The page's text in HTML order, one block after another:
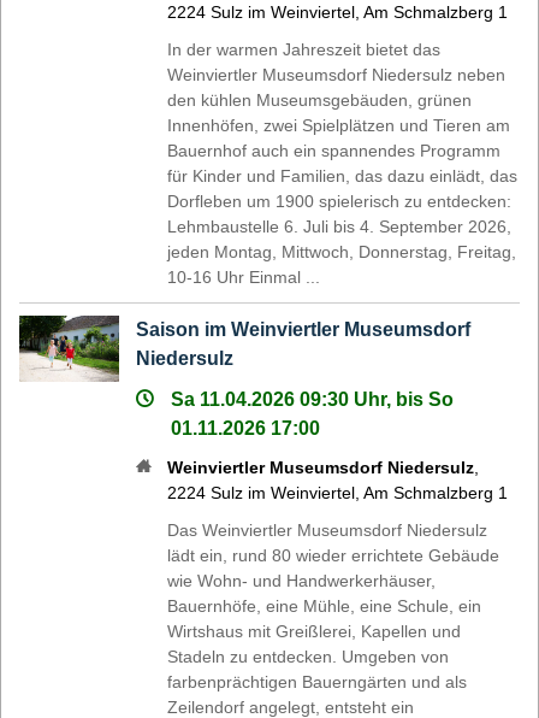
2224 Sulz im Weinviertel ,Am Schmalzberg 1
In der warmen Jahreszeit bietet das
Weinviertler Museumsdorf Niedersulz neben
den kühlen Museumsgebäuden, grünen
Innenhöfen, zwei Spielplätzen und Tieren am
Bauernhof auch ein spannendes Programm
für Kinder und Familien, das dazu einlädt, das
Dorfleben um 1900 spielerisch zu entdecken:
Lehmbaustelle 6. Juli bis 4. September 2026,
jeden Montag, Mittwoch, Donnerstag, Freitag,
10-16 Uhr Einmal ...
Saison im Weinviertler Museumsdorf
Niedersulz
Sa 11.04.2026 09:30 Uhr, bis So
01.11.2026 17:00
Weinviertler Museumsdorf Niedersulz
2224 Sulz im Weinviertel ,Am Schmalzberg 1
Das Weinviertler Museumsdorf Niedersulz
lädt ein, rund 80 wieder errichtete Gebäude
wie Wohn- und Handwerkerhäuser,
Bauernhöfe, eine Mühle, eine Schule, ein
Wirtshaus mit Greißlerei, Kapellen und
Stadeln zu entdecken. Umgeben von
farbenprächtigen Bauerngärten und als
Zeilendorf angelegt, entsteht ein